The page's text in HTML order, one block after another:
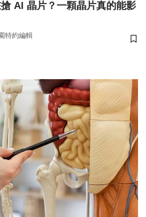
AI 晶片？一顆晶片真的能影
特約編輯
儲